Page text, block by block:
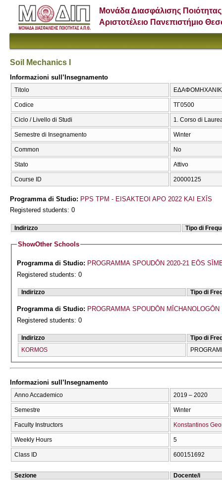
Μονάδα Διασφάλισης Ποιότητας
Αριστοτέλειο Πανεπιστήμιο
Soil Mechanics I
Informazioni sull’Insegnamento
Titolo
Codice ΤΓ0500
Ciclo / Livello di Studi 1. Corso di
Semestre di Insegnamento Winter
Common No
Stato Attivo
Course ID 20000125
Programma di Studio: PPS TPM - EISAKTEOI APO 2022 KAI EXĪS
Registered students: 0
Indirizzo Tipo di
ShowOther Schools
Programma di Studio: PROGRAMMA SPOUDŌN 2020-21 EŌS
Registered students: 0
Indirizzo Tipo di
Programma di Studio: PROGRAMMA SPOUDŌN
Registered students: 0
Indirizzo
Tipo di
KORMOS
Informazioni sull’Insegnamento
Anno Accademico 2019 – 2020
Semestre Winter
Faculty Instructors Konstantinos
Weekly Hours 5
Class ID 600151692
Sezione
Docente/i